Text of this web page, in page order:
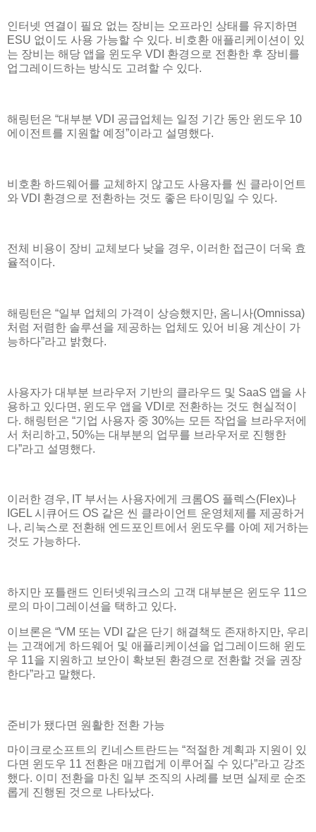
인터넷 연결이 필요 없는 장비는 오프라인 상태를 유지하면
ESU 없이도 사용 가능할 수 있다. 비호환 애플리케이션이 있
는 장비는 해당 앱을 윈도우 VDI 환경으로 전환한 후 장비를
업그레이드하는 방식도 고려할 수 있다.
해링턴은 “대부분 VDI 공급업체는 일정 기간 동안 윈도우 10
에이전트를 지원할 예정”이라고 설명했다.
비호환 하드웨어를 교체하지 않고도 사용자를 씬 클라이언트
와 VDI 환경으로 전환하는 것도 좋은 타이밍일 수 있다.
전체 비용이 장비 교체보다 낮을 경우, 이러한 접근이 더욱 효
율적이다.
해링턴은 “일부 업체의 가격이 상승했지만, 옴니사(Omnissa)
처럼 저렴한 솔루션을 제공하는 업체도 있어 비용 계산이 가
능하다”라고 밝혔다.
사용자가 대부분 브라우저 기반의 클라우드 및 SaaS 앱을 사
용하고 있다면, 윈도우 앱을 VDI로 전환하는 것도 현실적이
다. 해링턴은 “기업 사용자 중 30%는 모든 작업을 브라우저에
서 처리하고, 50%는 대부분의 업무를 브라우저로 진행한
다”라고 설명했다.
이러한 경우, IT 부서는 사용자에게 크롬OS 플렉스(Flex)나
IGEL 시큐어드 OS 같은 씬 클라이언트 운영체제를 제공하거
나, 리눅스로 전환해 엔드포인트에서 윈도우를 아예 제거하는
것도 가능하다.
하지만 포틀랜드 인터넷워크스의 고객 대부분은 윈도우 11으
로의 마이그레이션을 택하고 있다.
이브론은 “VM 또는 VDI 같은 단기 해결책도 존재하지만, 우리
는 고객에게 하드웨어 및 애플리케이션을 업그레이드해 윈도
우 11을 지원하고 보안이 확보된 환경으로 전환할 것을 권장
한다”라고 말했다.
준비가 됐다면 원활한 전환 가능
마이크로소프트의 킨네스트란드는 “적절한 계획과 지원이 있
다면 윈도우 11 전환은 매끄럽게 이루어질 수 있다”라고 강조
했다. 이미 전환을 마친 일부 조직의 사례를 보면 실제로 순조
롭게 진행된 것으로 나타났다.